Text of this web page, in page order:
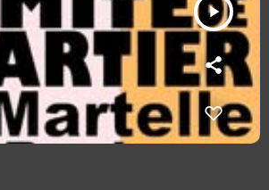
play_arrow